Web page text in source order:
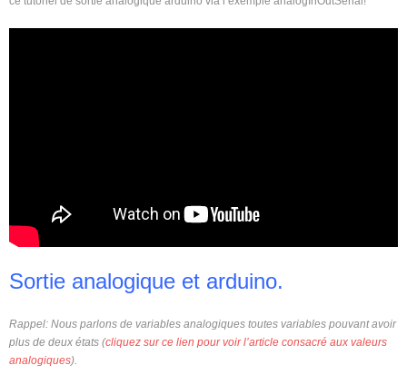
Sortie analogique et arduino.
Rappel: Nous parlons de variables analogiques toutes variables pouvant avoir
plus de deux états (cliquez sur ce lien pour voir l’article consacré aux valeurs
analogiques).